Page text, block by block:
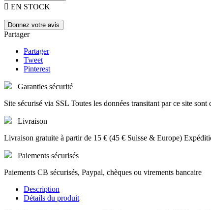
 EN STOCK
Donnez votre avis
Partager
Partager
Tweet
Pinterest
Garanties sécurité
Site sécurisé via SSL Toutes les données transitant par ce site sont
Livraison
Livraison gratuite à partir de 15 € (45 € Suisse & Europe)
Paiements sécurisés
Paiements CB sécurisés, Paypal, chèques ou virements bancaire
Description
Détails du produit